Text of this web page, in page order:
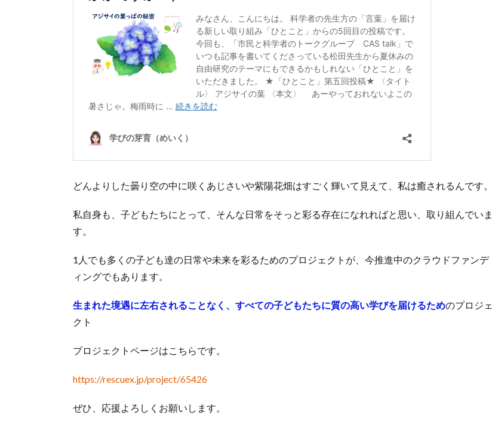
どんよりした曇り空の中に咲くあじさいや紫陽花畑はすごく輝いて見えて、私は癒されるんです。
私自身も、子どもたちにとって、そんな日常をそっと彩る存在になれればと思い、取り組んでいま
す。
1人でも多くの子ども達の日常や未来を彩るためのプロジェクトが、今推進中のクラウドファンデ
ィングでもあります。
生まれた境遇に左右されることなく、すべての子どもたちに質の高い学びを届けるためのプロジェ
クト
プロジェクトページはこちらです。
https://rescuex.jp/project/65426
ぜひ、応援よろしくお願いします。